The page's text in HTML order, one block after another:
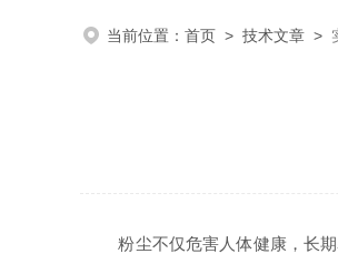
当前位置： 首页 > 技术文章 >
粉尘不仅危害人体健康，长期